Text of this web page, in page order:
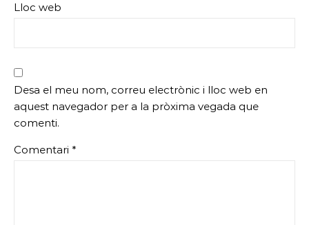
Lloc web
Desa el meu nom, correu electrònic i lloc web en
aquest navegador per a la pròxima vegada que
comenti.
Comentari *